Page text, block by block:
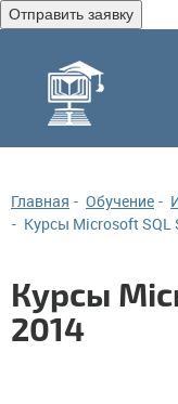
Отправить заявку
Главная Обучение
Курсы Microsoft SQL
Курсы
2014